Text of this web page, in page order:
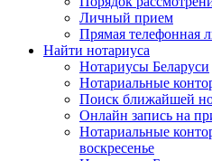
Личный прием
Прямая телефонная
Найти нотариуса
Нотариусы Беларуси
Нотариальные
Поиск ближайшей
Онлайн запись на
Нотариальные
воскресенье